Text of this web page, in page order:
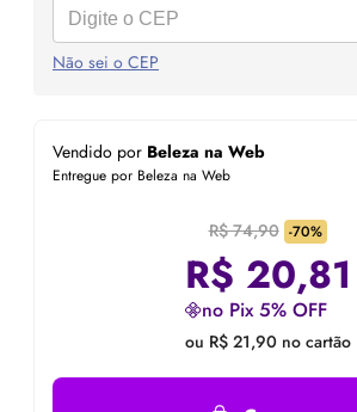
Não sei o CEP
Vendido por Beleza na Web
Entregue por Beleza na Web
R$ 74,90 -70%
R$ 20,81
no Pix 5% OFF
ou R$ 21,90 no cartão